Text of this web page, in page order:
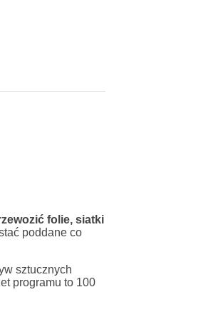
folie, siatki
poddane co
sztucznych
programu to 100